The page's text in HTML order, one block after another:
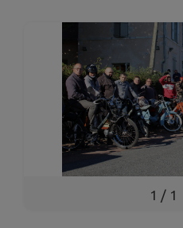
1 / 1